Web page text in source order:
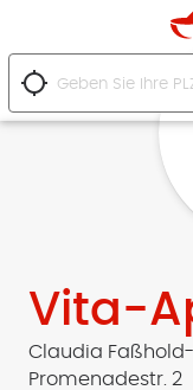
location_searching
Vita-
Claudia
Promenadestr. 2